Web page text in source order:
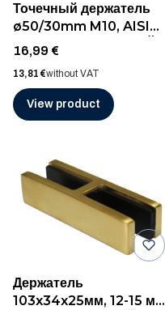
Точечный держатель
ø50/30mm M10, AISI
304, ШЛИФ ЗОЛОТОЙ
Price
16,99 €
Price
13,81 €without VAT
View product
Держатель
103x34x25мм, 12-15 мм,